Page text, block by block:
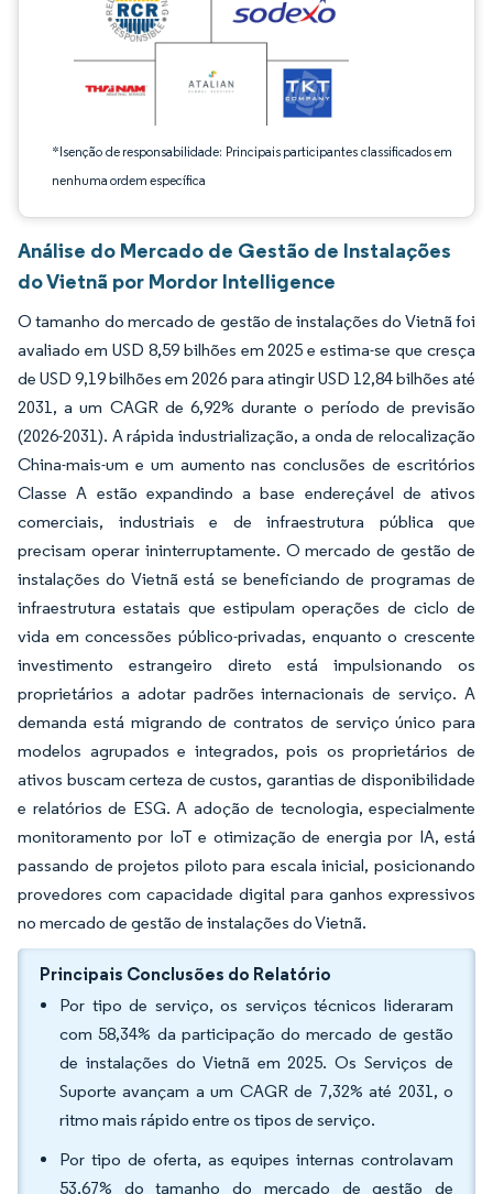
*Isenção de responsabilidade: Principais participantes classificados em
nenhuma ordem específica
Análise do Mercado de Gestão de Instalações
do Vietnã por Mordor Intelligence
O tamanho do mercado de gestão de instalações do Vietnã foi
avaliado em USD 8,59 bilhões em 2025 e estima-se que cresça
de USD 9,19 bilhões em 2026 para atingir USD 12,84 bilhões até
2031, a um CAGR de 6,92% durante o período de previsão
(2026-2031). A rápida industrialização, a onda de relocalização
China-mais-um e um aumento nas conclusões de escritórios
Classe A estão expandindo a base endereçável de ativos
comerciais, industriais e de infraestrutura pública que
precisam operar ininterruptamente. O mercado de gestão de
instalações do Vietnã está se beneficiando de programas de
infraestrutura estatais que estipulam operações de ciclo de
vida em concessões público-privadas, enquanto o crescente
investimento estrangeiro direto está impulsionando os
proprietários a adotar padrões internacionais de serviço. A
demanda está migrando de contratos de serviço único para
modelos agrupados e integrados, pois os proprietários de
ativos buscam certeza de custos, garantias de disponibilidade
e relatórios de ESG. A adoção de tecnologia, especialmente
monitoramento por IoT e otimização de energia por IA, está
passando de projetos piloto para escala inicial, posicionando
provedores com capacidade digital para ganhos expressivos
no mercado de gestão de instalações do Vietnã.
Principais Conclusões do Relatório
Por tipo de serviço, os serviços técnicos lideraram
com 58,34% da participação do mercado de gestão
de instalações do Vietnã em 2025. Os Serviços de
Suporte avançam a um CAGR de 7,32% até 2031, o
ritmo mais rápido entre os tipos de serviço.
Por tipo de oferta, as equipes internas controlavam
53,67% do tamanho do mercado de gestão de